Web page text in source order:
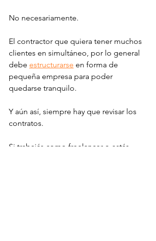
No necesariamente.
El contractor que quiera tener muchos
clientes en simultáneo, por lo general
debe estructurarse en forma de
pequeña empresa para poder
quedarse tranquilo.
Y aún así, siempre hay que revisar los
contratos.
Si trabajás como freelancer o estás